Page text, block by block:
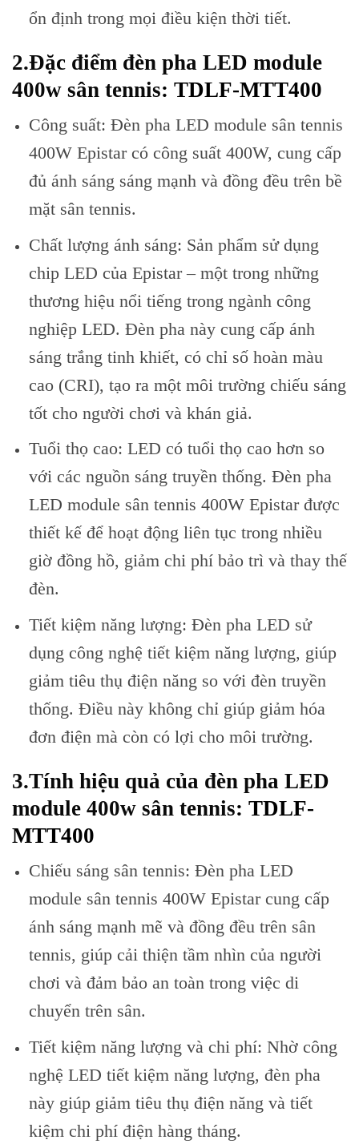
ổn định trong mọi điều kiện thời tiết.
2.Đặc điểm đèn pha LED module
400w sân tennis: TDLF-MTT400
Công suất: Đèn pha LED module sân tennis
400W Epistar có công suất 400W, cung cấp
đủ ánh sáng sáng mạnh và đồng đều trên bề
mặt sân tennis.
Chất lượng ánh sáng: Sản phẩm sử dụng
chip LED của Epistar – một trong những
thương hiệu nổi tiếng trong ngành công
nghiệp LED. Đèn pha này cung cấp ánh
sáng trắng tinh khiết, có chỉ số hoàn màu
cao (CRI), tạo ra một môi trường chiếu sáng
tốt cho người chơi và khán giả.
Tuổi thọ cao: LED có tuổi thọ cao hơn so
với các nguồn sáng truyền thống. Đèn pha
LED module sân tennis 400W Epistar được
thiết kế để hoạt động liên tục trong nhiều
giờ đồng hồ, giảm chi phí bảo trì và thay thế
đèn.
Tiết kiệm năng lượng: Đèn pha LED sử
dụng công nghệ tiết kiệm năng lượng, giúp
giảm tiêu thụ điện năng so với đèn truyền
thống. Điều này không chỉ giúp giảm hóa
đơn điện mà còn có lợi cho môi trường.
3.Tính hiệu quả của đèn pha LED
module 400w sân tennis: TDLF-
MTT400
Chiếu sáng sân tennis: Đèn pha LED
module sân tennis 400W Epistar cung cấp
ánh sáng mạnh mẽ và đồng đều trên sân
tennis, giúp cải thiện tầm nhìn của người
chơi và đảm bảo an toàn trong việc di
chuyển trên sân.
Tiết kiệm năng lượng và chi phí: Nhờ công
nghệ LED tiết kiệm năng lượng, đèn pha
này giúp giảm tiêu thụ điện năng và tiết
kiệm chi phí điện hàng tháng.